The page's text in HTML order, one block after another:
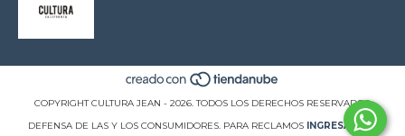
COPYRIGHT CULTURA JEAN - 2026. TODOS LOS DERECHOS RESERVADOS.
DEFENSA DE LAS Y LOS CONSUMIDORES. PARA RECLAMOS INGRESÁ ACÁ.